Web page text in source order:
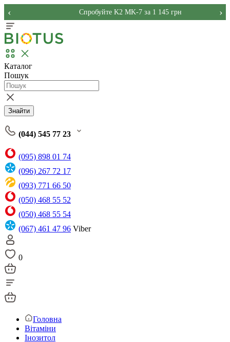
Спробуйте K2 MK-7 за 1 145 грн
‹ ›
Каталог
Пошук
Знайти
(044) 545 77 23
(095) 898 01 74
(096) 267 72 17
(093) 771 66 50
(050) 468 55 52
(050) 468 55 54
(067) 461 47 96 Viber
0
Головна
Вітаміни
Інозитол